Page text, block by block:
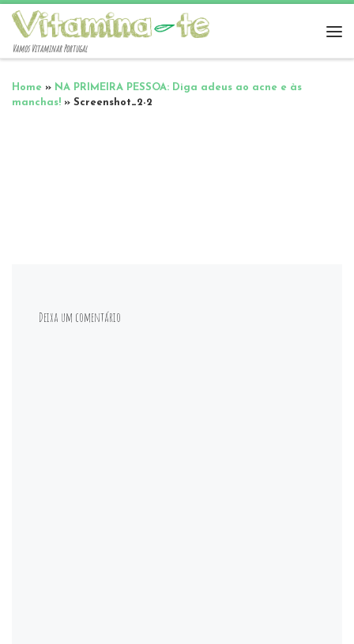
Vamos Vitaminar Portugal
Home » NA PRIMEIRA PESSOA: Diga adeus ao acne e às
manchas! » Screenshot_2-2
Deixa um comentário